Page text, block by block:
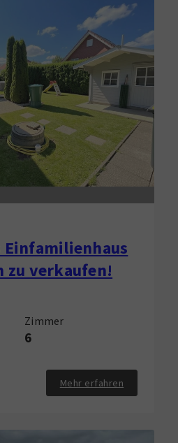
Einfamilienhaus
zu verkaufen!
Zimmer
6
Mehr erfahren